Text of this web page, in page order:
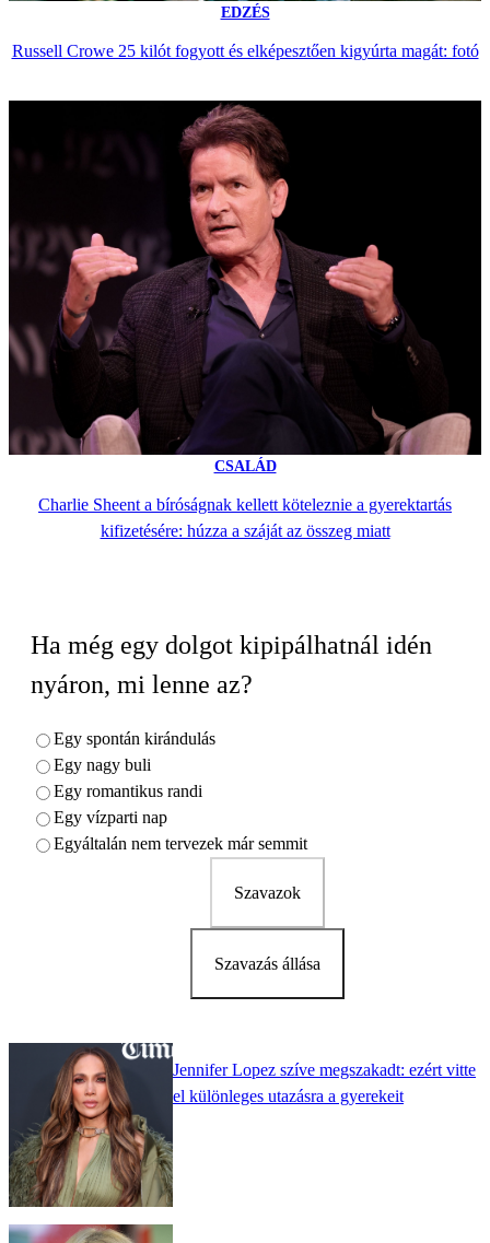
EDZÉS
Russell Crowe 25 kilót fogyott és elképesztően kigyúrta magát: fotó
CSALÁD
Charlie Sheent a bíróságnak kellett köteleznie a gyerektartás
kifizetésére: húzza a száját az összeg miatt
Ha még egy dolgot kipipálhatnál idén
nyáron, mi lenne az?
Egy spontán kirándulás
Egy nagy buli
Egy romantikus randi
Egy vízparti nap
Egyáltalán nem tervezek már semmit
Szavazok
Szavazás állása
Jennifer Lopez szíve megszakadt: ezért vitte
el különleges utazásra a gyerekeit